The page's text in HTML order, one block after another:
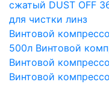
сжатый DUST OFF
для чистки линз
Винтовой
500л Винтовой
Винтовой
Винтовой